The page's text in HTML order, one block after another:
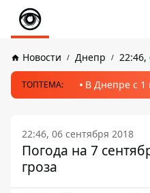
Новости Днепр 22:46,
ТОПТЕМА: В Днепре с 1
22:46, 06 сентября 2018
Погода на 7
гроза